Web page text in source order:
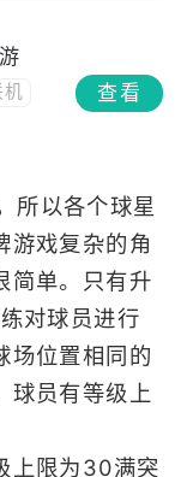
机
查看
以各个球星
游戏复杂的角
简单。只有升
对球员进行
场位置相同的
球员有等级上
限为30满突